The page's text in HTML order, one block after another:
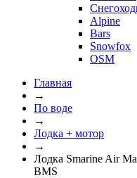
Alpine
Bars
Snowfox
OSM
Главная
→
По воде
→
Лодка + мотор
→
Лодка Smarine Air
BMS